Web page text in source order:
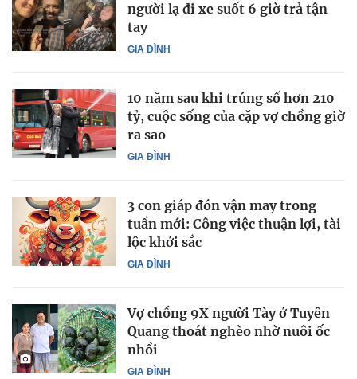
GIA ĐÌNH
người lạ đi xe suốt 6 giờ trả tận
tay
GIA ĐÌNH
10 năm sau khi trúng số hơn 210
tỷ, cuộc sống của cặp vợ chồng giờ
ra sao
GIA ĐÌNH
3 con giáp đón vận may trong
tuần mới: Công việc thuận lợi, tài
lộc khởi sắc
GIA ĐÌNH
Vợ chồng 9X người Tày ở Tuyên
Quang thoát nghèo nhờ nuôi ốc
nhồi